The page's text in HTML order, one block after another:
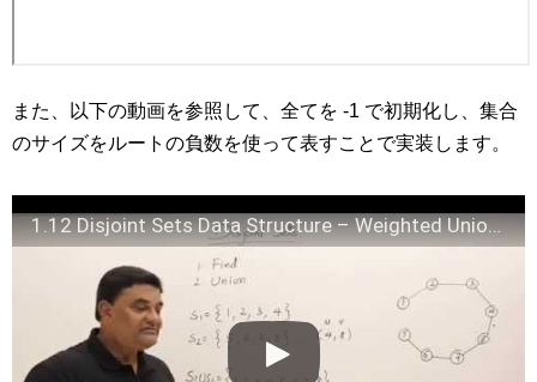
また、以下の動画を参照して、全てを -1 で初期化し、集合
のサイズをルートの負数を使って表すことで実装します。
1.12 Disjoint Sets Data Structure – Weighted Union and Collapsing Find